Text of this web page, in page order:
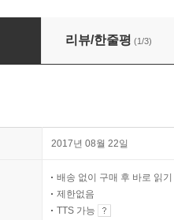
리뷰/한줄평 (1/3)
2017년 08월 22일
배송 없이 구매 후 바로 읽기
제한없음
TTS 가능